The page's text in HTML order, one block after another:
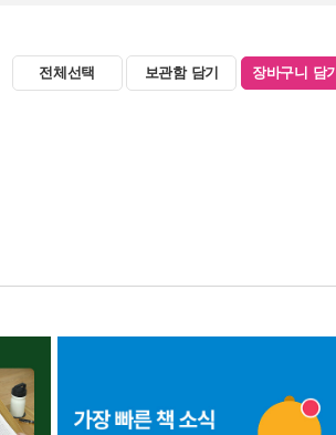
전체선택 보관함 담기 장바구니 담기